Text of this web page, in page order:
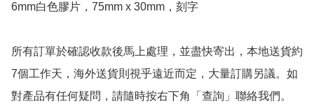
6mm白色膠片，75mm x 30mm，刻字
所有訂單於確認收款後馬上處理，並盡快寄出，本地送貨約
7個工作天，海外送貨則視乎遠近而定，大量訂購另議。如
對產品有任何疑問，請隨時按右下角「查詢」聯絡我們。